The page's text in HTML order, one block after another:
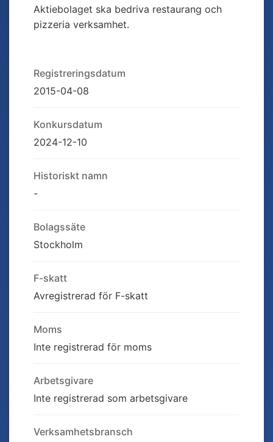
Aktiebolaget ska bedriva restaurang och
pizzeria verksamhet.
Registreringsdatum
2015-04-08
Konkursdatum
2024-12-10
Historiskt namn
-
Bolagssäte
Stockholm
F-skatt
Avregistrerad för F-skatt
Moms
Inte registrerad för moms
Arbetsgivare
Inte registrerad som arbetsgivare
Verksamhetsbransch